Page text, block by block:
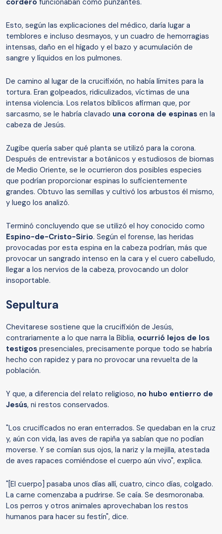
Esto, según las explicaciones del médico, daría lugar a
temblores e incluso desmayos, y un cuadro de hemorragias
intensas, daño en el hígado y el bazo y acumulación de
sangre y líquidos en los pulmones.
De camino al lugar de la crucifixión, no había límites para la
tortura. Eran golpeados, ridiculizados, víctimas de una
intensa violencia. Los relatos bíblicos afirman que, por
sarcasmo, se le habría clavado una corona de espinas en la
cabeza de Jesús.
Zugibe quería saber qué planta se utilizó para la corona.
Después de entrevistar a botánicos y estudiosos de biomas
de Medio Oriente, se le ocurrieron dos posibles especies
que podrían proporcionar espinas lo suficientemente
grandes. Obtuvo las semillas y cultivó los arbustos él mismo,
y luego los analizó.
Terminó concluyendo que se utilizó el hoy conocido como
Espino-de-Cristo-Sirio. Según el forense, las heridas
provocadas por esta espina en la cabeza podrían, más que
provocar un sangrado intenso en la cara y el cuero cabelludo,
llegar a los nervios de la cabeza, provocando un dolor
insoportable.
Sepultura
Chevitarese sostiene que la crucifixión de Jesús,
contrariamente a lo que narra la Biblia, ocurrió lejos de los
testigos presenciales, precisamente porque todo se habría
hecho con rapidez y para no provocar una revuelta de la
población.
Y que, a diferencia del relato religioso, no hubo entierro de
Jesús, ni restos conservados.
"Los crucificados no eran enterrados. Se quedaban en la cruz
y, aún con vida, las aves de rapiña ya sabían que no podían
moverse. Y se comían sus ojos, la nariz y la mejilla, atestada
de aves rapaces comiéndose el cuerpo aún vivo", explica.
"[El cuerpo] pasaba unos días allí, cuatro, cinco días, colgado.
La carne comenzaba a pudrirse. Se caía. Se desmoronaba.
Los perros y otros animales aprovechaban los restos
humanos para hacer su festín", dice.